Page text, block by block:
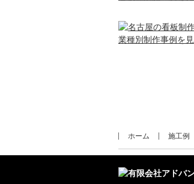
ホーム 施工例